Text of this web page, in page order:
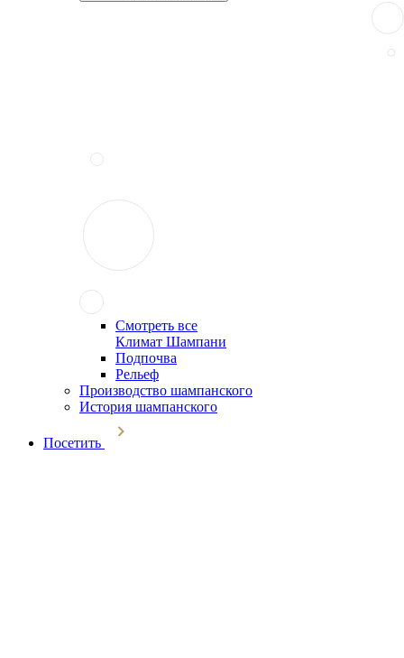
Смотреть все
Климат Шампани
Подпочва
Рельеф
Производство шампанского
История шампанского
Посетить